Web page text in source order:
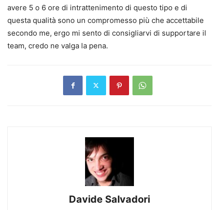
avere 5 o 6 ore di intrattenimento di questo tipo e di
questa qualità sono un compromesso più che accettabile
secondo me, ergo mi sento di consigliarvi di supportare il
team, credo ne valga la pena.
Davide Salvadori